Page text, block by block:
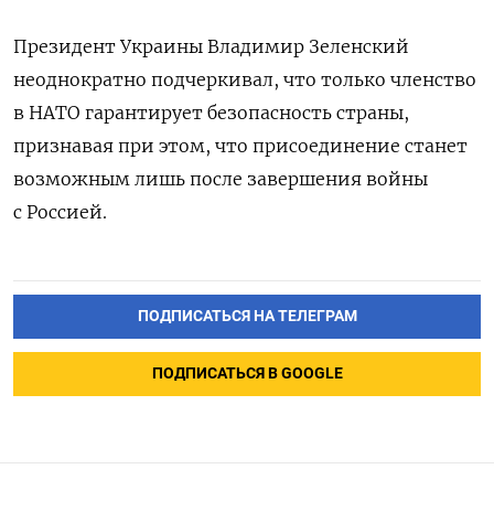
Президент Украины Владимир Зеленский
неоднократно подчеркивал, что только членство
в НАТО гарантирует безопасность страны,
признавая при этом, что присоединение станет
возможным лишь после завершения войны
с Россией.
ПОДПИСАТЬСЯ НА ТЕЛЕГРАМ
ПОДПИСАТЬСЯ В GOOGLE